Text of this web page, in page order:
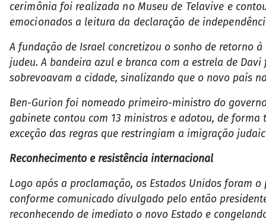
cerimônia foi realizada no Museu de Telavive e
emocionados a leitura da declaração de
A fundação de Israel concretizou o sonho de retorno
judeu. A bandeira azul e branca com a estrela de
sobrevoavam a cidade, sinalizando que o novo país
Ben-Gurion foi nomeado primeiro-ministro do
gabinete contou com 13 ministros e adotou, de
exceção das regras que restringiam a imigração
Reconhecimento e resistência internacional
Logo após a proclamação, os Estados Unidos foram
conforme comunicado divulgado pelo então
reconhecendo de imediato o novo Estado e